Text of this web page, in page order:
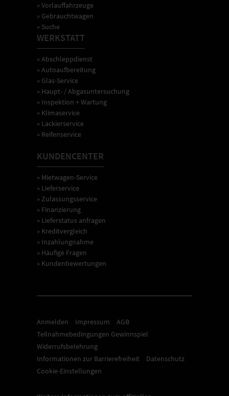
» Vorlauffahrzeuge
» Gebrauchtwagen
» Suche
WERKSTATT
» Abschleppdienst
» Autoaufbereitung
» Glas-Service
» Haupt- / Abgasuntersuchung
» Inspektion + Wartung
» Klimaservice
» Lackierservice
» Reifenservice
KUNDENCENTER
» Mietwagen-Service
» Lieferservice
» Zulassungsservice
» Finanzierung
» Lieferstatus anfragen
» Kreditvergleich
» Inzahlungnahme
» Häufige Fragen
» Kundenbewertungen
Anmelden Impressum
AGB
Teilnahmebedingungen Gewinnspiel
Widerrufsbelehrung
Informationen zur Barrierefreiheit
Datenschutz
Cookie-Einstellungen